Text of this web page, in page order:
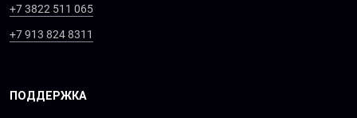
+7 3822 511 065
+7 913 824 8311
ПОДДЕРЖКА